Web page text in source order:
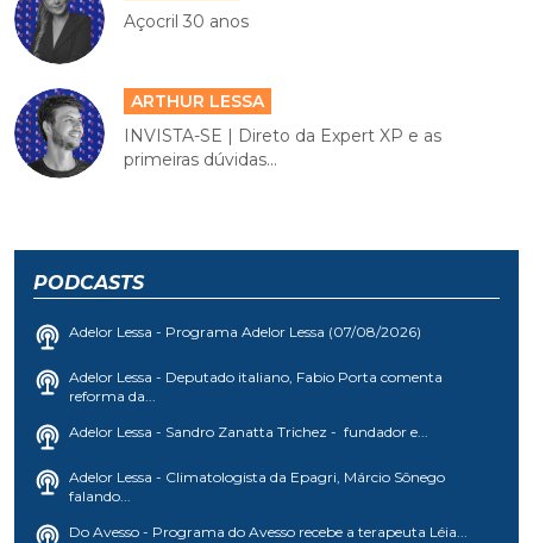
Açocril 30 anos
ARTHUR LESSA
INVISTA-SE | Direto da Expert XP e as
primeiras dúvidas...
PODCASTS
Adelor Lessa - Programa Adelor Lessa (07/08/2026)
Adelor Lessa - Deputado italiano, Fabio Porta comenta
reforma da...
Adelor Lessa - Sandro Zanatta Trichez - fundador e...
Adelor Lessa - Climatologista da Epagri, Márcio Sônego
falando...
Do Avesso - Programa do Avesso recebe a terapeuta Léia...